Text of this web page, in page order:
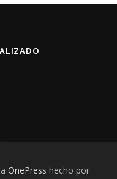
OnePress hecho por